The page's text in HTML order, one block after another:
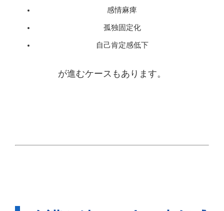
感情麻痺
孤独固定化
自己肯定感低下
が進むケースもあります。